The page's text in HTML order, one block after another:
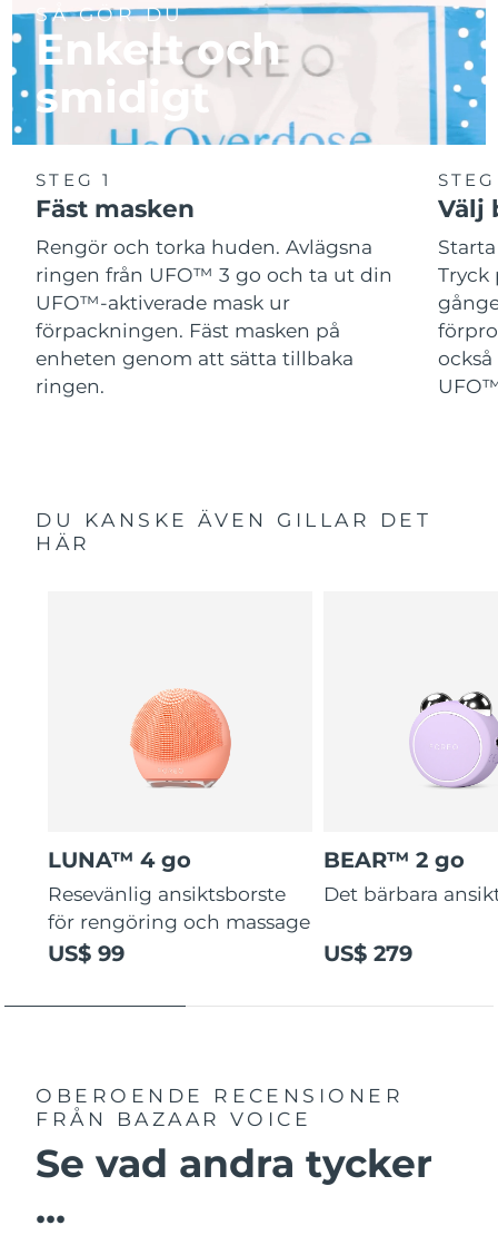
SÅ GÖR DU
Enkelt och
smidigt
STEG 1
Fäst masken
Rengör och torka huden. Avlägsna
ringen från UFO™ 3 go och ta ut din
UFO™-aktiverade mask ur
förpackningen. Fäst masken på
enheten genom att sätta tillbaka
ringen.
Välj
Tryck
DU KANSKE ÄVEN GILLAR DET
HÄR
LUNA™ 4 go
Resevänlig ansiktsborste
för rengöring och massage
US$ 99
BEAR™ 2 go
Det bärbara
US$ 279
OBEROENDE RECENSIONER
FRÅN BAZAAR VOICE
Se vad andra tycker
...